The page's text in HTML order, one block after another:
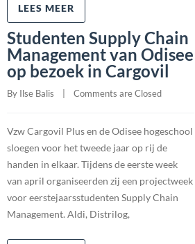
LEES MEER
Studenten Supply Chain
Management van Odisee
op bezoek in Cargovil
By Ilse Balis Comments are Closed
Vzw Cargovil Plus en de Odisee hogeschool
sloegen voor het tweede jaar op rij de
handen in elkaar. Tijdens de eerste week
van april organiseerden zij een projectweek
voor eerstejaarsstudenten Supply Chain
Management. Aldi, Distrilog,